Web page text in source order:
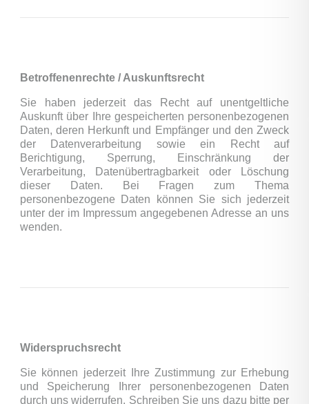
Betroffenenrechte / Auskunftsrecht
Sie haben jederzeit das Recht auf unentgeltliche
Auskunft über Ihre gespeicherten personenbezogenen
Daten, deren Herkunft und Empfänger und den Zweck
der Datenverarbeitung sowie ein Recht auf
Berichtigung, Sperrung, Einschränkung der
Verarbeitung, Datenübertragbarkeit oder Löschung
dieser Daten. Bei Fragen zum Thema
personenbezogene Daten können Sie sich jederzeit
unter der im Impressum angegebenen Adresse an uns
wenden.
Widerspruchsrecht
Sie können jederzeit Ihre Zustimmung zur Erhebung
und Speicherung Ihrer personenbezogenen Daten
durch uns widerrufen. Schreiben Sie uns dazu bitte per